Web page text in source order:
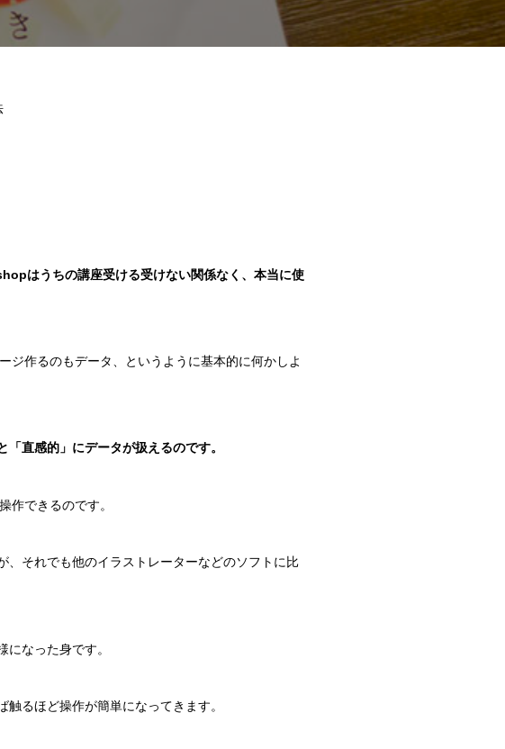
はうちの講座受ける受けない関係なく、本当に使
ジ作るのもデータ、というように基本的に何かしよ
「直感的」にデータが扱えるのです。
作できるのです。
それでも他のイラストレーターなどのソフトに比
なった身です。
るほど操作が簡単になってきます。